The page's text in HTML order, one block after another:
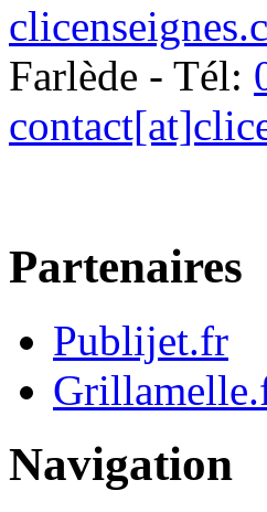
Farlède - Tél:
Partenaires
Publijet.fr
Navigation